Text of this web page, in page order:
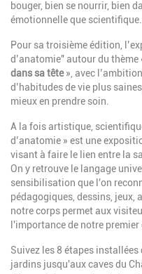
bouger, bien se nourrir, bien
émotionnelle que scientifique.
Pour sa troisième édition,
d’anatomie" autour du thème
dans sa tête», avec
d’habitudes de vie plus
mieux en prendre soin.
A la fois artistique,
d’anatomie » est une
visant à faire le lien entre la
On y retrouve le langage
sensibilisation que l'on
pédagogiques, dessins, jeux,
notre corps permet aux
l'importance de notre premier
Suivez les 8 étapes
jardins jusqu'aux caves du